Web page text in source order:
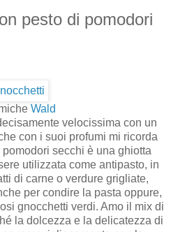
pesto di pomodori
Wald
velocissima con un
con i suoi profumi mi ricorda
pomodori secchi è una ghiotta
utilizzata come antipasto, in
di carne o verdure grigliate,
per condire la pasta oppure,
gnocchetti verdi. Amo il mix di
la dolcezza e la delicatezza di